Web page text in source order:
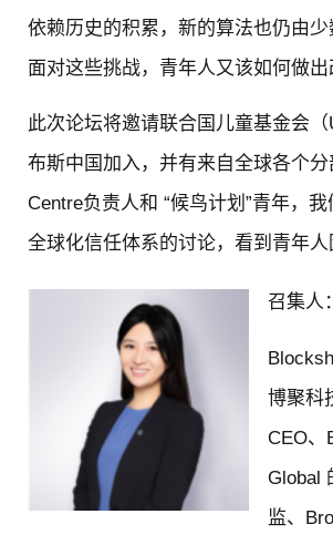
依赖历史的积累，新的算法也仍由少
面对这些挑战，青年人又该如何做出
此次论坛将邀请联合国儿童基金会
布斯中国加入，并有来自全球各个
Centre负责人和 “候鸟计划”青年，
全球化信任体系的讨论，看到青年
召集人
博聚科
CEO、
Global
监、